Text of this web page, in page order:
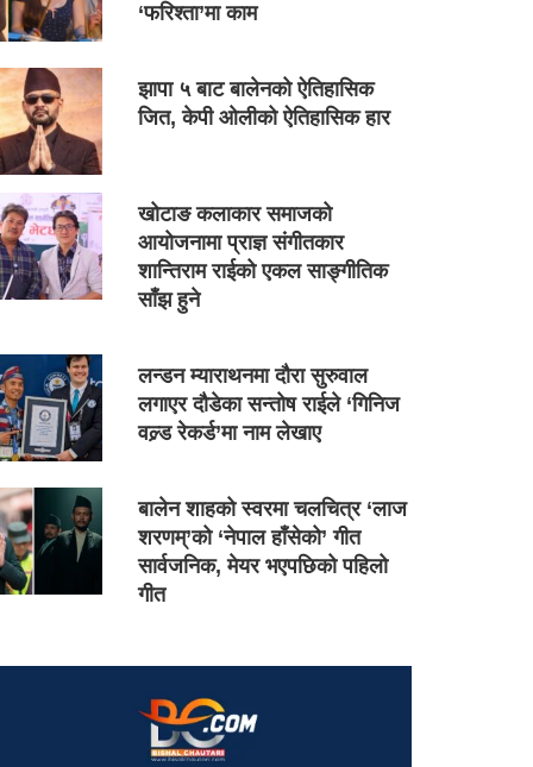
‘फरिश्ता’मा काम
झापा ५ बाट बालेनको ऐतिहासिक
जित, केपी ओलीको ऐतिहासिक हार
खोटाङ कलाकार समाजको
आयोजनामा प्राज्ञ संगीतकार
शान्तिराम राईको एकल साङ्गीतिक
साँझ हुने
लन्डन म्याराथनमा दौरा सुरुवाल
लगाएर दौडेका सन्तोष राईले ‘गिनिज
वल्र्ड रेकर्ड’मा नाम लेखाए
बालेन शाहको स्वरमा चलचित्र ‘लाज
शरणम्’को ‘नेपाल हाँसेको’ गीत
सार्वजनिक, मेयर भएपछिको पहिलो
गीत